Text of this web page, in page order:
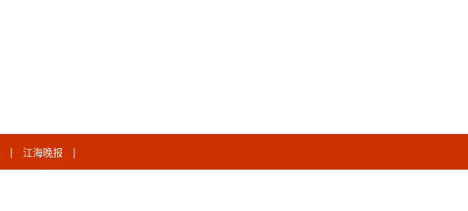
| 江海晚报 |